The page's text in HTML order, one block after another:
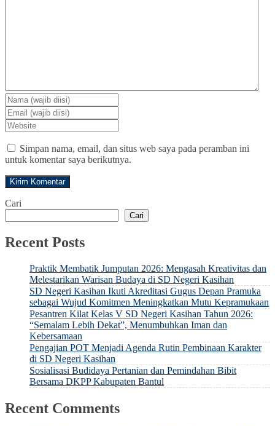
Simpan nama, email, dan situs web saya pada peramban ini
untuk komentar saya berikutnya.
Cari
Cari
Recent Posts
Praktik Membatik Jumputan 2026: Mengasah Kreativitas dan
Melestarikan Warisan Budaya di SD Negeri Kasihan
SD Negeri Kasihan Ikuti Akreditasi Gugus Depan Pramuka
sebagai Wujud Komitmen Meningkatkan Mutu Kepramukaan
Pesantren Kilat Kelas V SD Negeri Kasihan Tahun 2026:
“Semalam Lebih Dekat”, Menumbuhkan Iman dan
Kebersamaan
Pengajian POT Menjadi Agenda Rutin Pembinaan Karakter
di SD Negeri Kasihan
Sosialisasi Budidaya Pertanian dan Pemindahan Bibit
Bersama DKPP Kabupaten Bantul
Recent Comments